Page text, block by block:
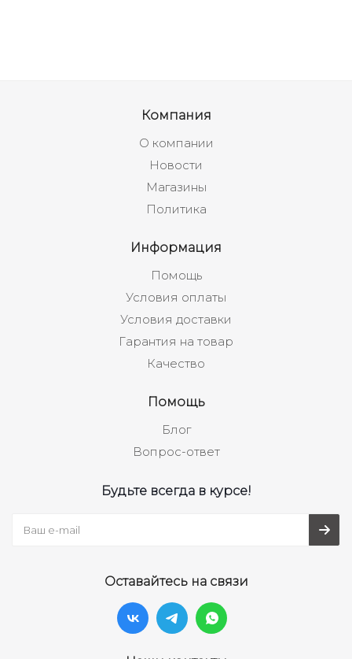
Компания
О компании
Новости
Магазины
Политика
Информация
Помощь
Условия оплаты
Условия доставки
Гарантия на товар
Качество
Помощь
Блог
Вопрос-ответ
Будьте всегда в курсе!
Оставайтесь на связи